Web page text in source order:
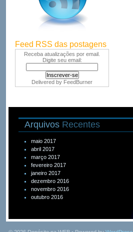
Feed RSS das postagens
Receba atualizações por email.
Digite seu email:
Delivered by FeedBurner
Arquivos Recentes
maio 2017
abril 2017
março 2017
fevereiro 2017
janeiro 2017
dezembro 2016
novembro 2016
outubro 2016